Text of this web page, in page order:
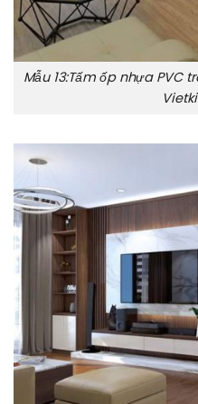
Mẫu 13:Tấm ốp nhựa PVC